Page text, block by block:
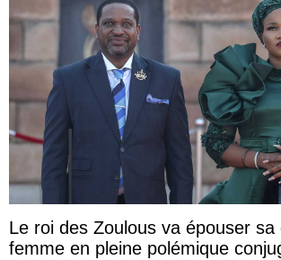
Le roi des Zoulous va épouser sa
femme en pleine polémique